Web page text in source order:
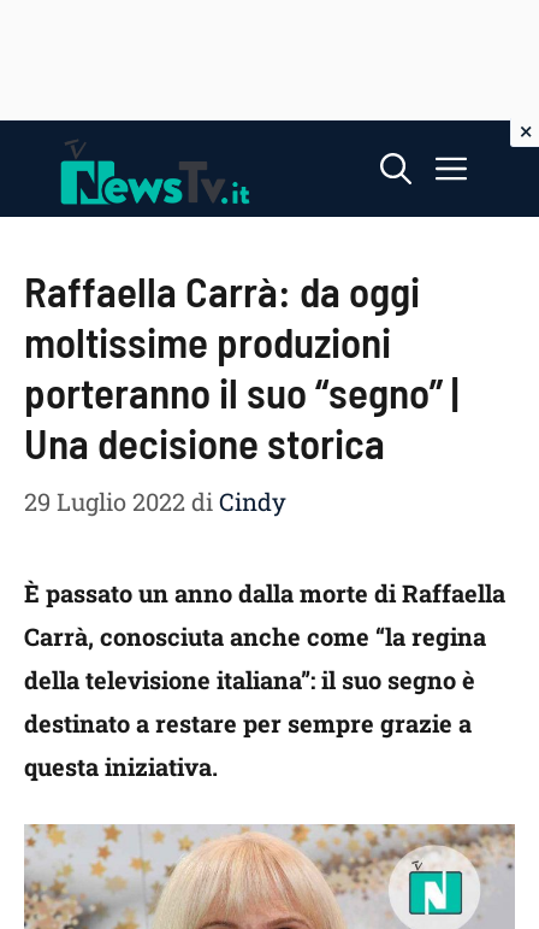
contenuto
Menu
Raffaella Carrà: da oggi
moltissime produzioni
porteranno il suo “segno” |
Una decisione storica
29 Luglio 2022diCindy
È passato un anno dalla morte di Raffaella
Carrà, conosciuta anche come “la regina
della televisione italiana”: il suo segno è
destinato a restare per sempre grazie a
questa iniziativa.